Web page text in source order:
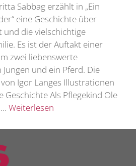
Sabbag erzählt in „Ein
eine Geschichte über
und die vielschichtige
Es ist der Auftakt einer
zwei liebenswerte
und ein Pferd. Die
Igor Langes Illustrationen
Geschichte Als Pflegekind Ole
Weiterlesen